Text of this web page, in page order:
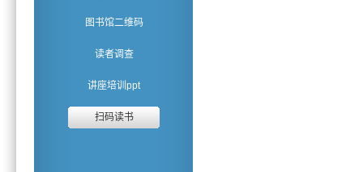
图书馆二维码
读者调查
讲座培训ppt
扫码读书